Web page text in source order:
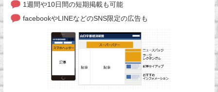
1週間や10日間の短期掲載も可能
facebookやLINEなどのSNS限定の広告も